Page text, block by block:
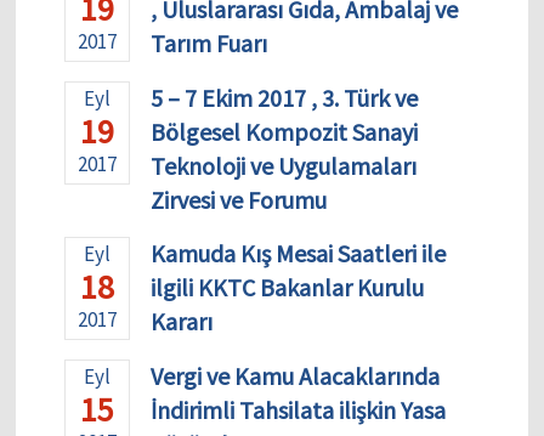
19
2017
, Uluslararası Gıda, Ambalaj ve
Tarım Fuarı
Eyl
19
2017
5 – 7 Ekim 2017 , 3. Türk ve
Bölgesel Kompozit Sanayi
Teknoloji ve Uygulamaları
Zirvesi ve Forumu
Eyl
18
2017
Kamuda Kış Mesai Saatleri ile
ilgili KKTC Bakanlar Kurulu
Kararı
Eyl
15
Vergi ve Kamu Alacaklarında
İndirimli Tahsilata ilişkin Yasa